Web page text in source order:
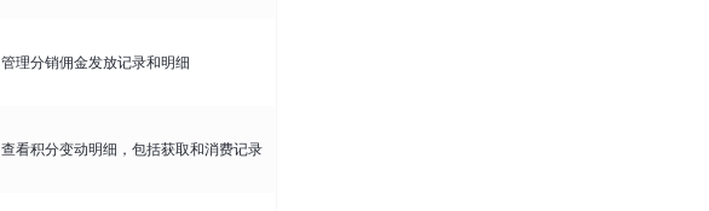
管理分销佣金发放记录和明细
查看积分变动明细，包括获取和消费记录